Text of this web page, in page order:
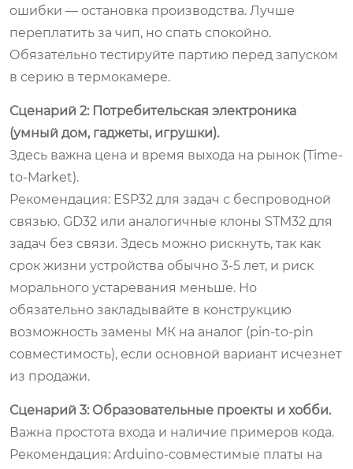
ошибки — остановка производства. Лучше
переплатить за чип, но спать спокойно.
Обязательно тестируйте партию перед запуском
в серию в термокамере.
Сценарий 2: Потребительская электроника
(умный дом, гаджеты, игрушки).
Здесь важна цена и время выхода на рынок (Time-
to-Market).
Рекомендация: ESP32 для задач с беспроводной
связью. GD32 или аналогичные клоны STM32 для
задач без связи. Здесь можно рискнуть, так как
срок жизни устройства обычно 3-5 лет, и риск
морального устаревания меньше. Но
обязательно закладывайте в конструкцию
возможность замены МК на аналог (pin-to-pin
совместимость), если основной вариант исчезнет
из продажи.
Сценарий 3: Образовательные проекты и хобби.
Важна простота входа и наличие примеров кода.
Рекомендация: Arduino-совместимые платы на